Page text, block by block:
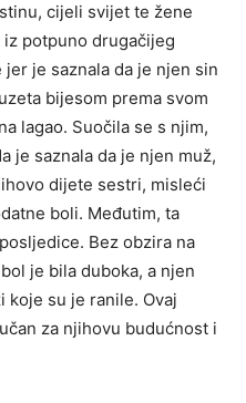
cijeli svijet te žene
potpuno drugačijeg
je saznala da je njen sin
bijesom prema svom
lagao. Suočila se s njim,
je saznala da je njen muž,
dijete sestri, misleći
boli. Međutim, ta
Bez obzira na
je bila duboka, a njen
koje su je ranile. Ovaj
za njihovu budućnost i